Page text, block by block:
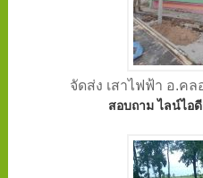
จัดส่ง เสาไฟฟ้า อ.ค
สอบถาม ไลน์ไอ